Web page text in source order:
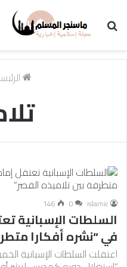
islamic
0
146
السلطات الإسبانية
في “نشره أفكارا
اعتقلت السلطات الإسبانية